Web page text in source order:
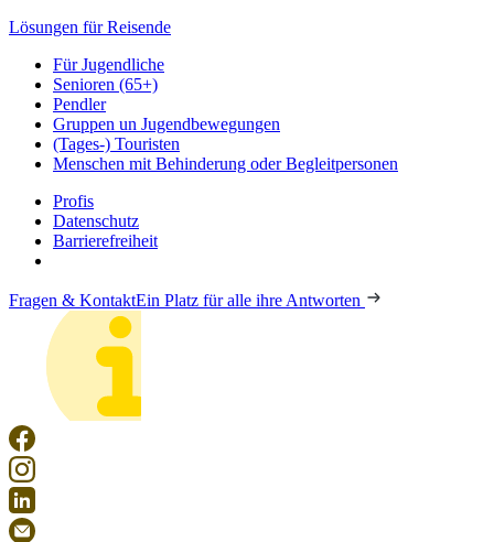
Lösungen für Reisende
Für Jugendliche
Senioren (65+)
Pendler
Gruppen un Jugendbewegungen
(Tages-) Touristen
Menschen mit Behinderung oder Begleitpersonen
Profis
Datenschutz
Barrierefreiheit
Fragen & KontaktEin Platz für alle ihre Antworten